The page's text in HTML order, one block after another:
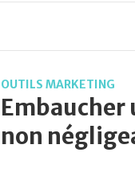
OUTILS MARKETING
Embaucher
non